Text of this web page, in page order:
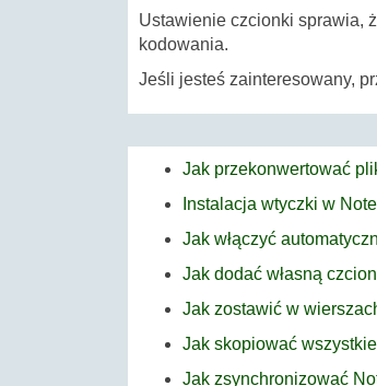
Ustawienie czcionki sprawia,
kodowania.
Jeśli jesteś zainteresowany,
Jak przekonwertować
Instalacja wtyczki w
Jak włączyć
Jak dodać własną
Jak zostawić w
Jak skopiować
Jak zsynchronizować